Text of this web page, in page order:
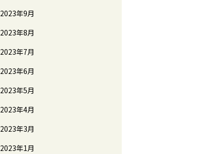
2023年9月
2023年8月
2023年7月
2023年6月
2023年5月
2023年4月
2023年3月
2023年1月